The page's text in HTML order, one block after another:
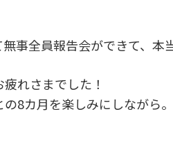
事全員報告会ができて、本
れさまでした！
8カ月を楽しみにしながら。